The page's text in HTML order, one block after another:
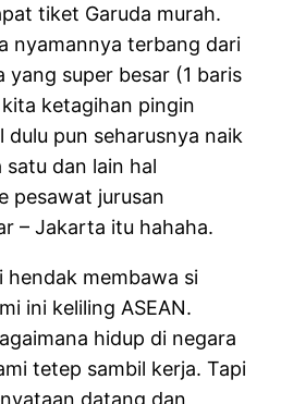
tiket Garuda murah.
nyamannya terbang dari
yang super besar (1 baris
ketagihan pingin
dulu pun seharusnya naik
dan lain hal
pesawat jurusan
– Jakarta itu hahaha.
hendak membawa si
ini keliling ASEAN.
hidup di negara
tetep sambil kerja. Tapi
datang dan